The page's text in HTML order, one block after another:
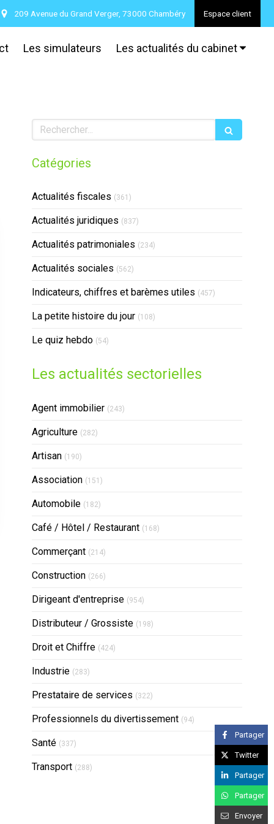
Espace client
209 Avenue du Grand Verger, 73000 Chambéry
Les simulateurs Les actualités du cabinet
Partager
Twitter
Partager
Partager
Envoyer
Rechercher
Catégories
Actualités fiscales (361)
Actualités juridiques (837)
Actualités patrimoniales (234)
Actualités sociales (562)
Indicateurs, chiffres et barèmes utiles (457)
La petite histoire du jour (108)
Le quiz hebdo (54)
Les actualités sectorielles
Agent immobilier (243)
Agriculture (282)
Artisan (190)
Association (151)
Automobile (182)
Café / Hôtel / Restaurant (168)
Commerçant (214)
Construction (266)
Dirigeant d'entreprise (954)
Distributeur / Grossiste (198)
Droit et Chiffre (424)
Industrie (283)
Prestataire de services (322)
Professionnels du divertissement (94)
Santé (337)
Transport (288)